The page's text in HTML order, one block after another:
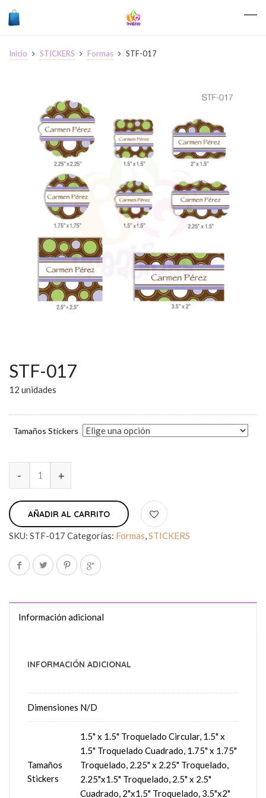
Inicio STICKERS Formas STF-017
STF-017
12 unidades
Tamaños Stickers
AÑADIR AL CARRITO
SKU: STF-017 Categorías: Formas,STICKERS
Información adicional
INFORMACIÓN ADICIONAL
Dimensiones N/D
Tamaños
Stickers
1.5" x 1.5" Troquelado Circular, 1.5" x
1.5" Troquelado Cuadrado, 1.75" x 1.75"
Troquelado, 2.25" x 2.25" Troquelado,
2.25"x1.5" Troquelado, 2.5" x 2.5"
Cuadrado, 2"x1.5" Troquelado, 3.5"x2"